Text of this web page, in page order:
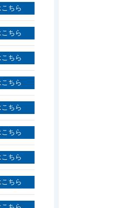
ちら
ちら
ちら
ちら
ちら
ちら
ちら
ちら